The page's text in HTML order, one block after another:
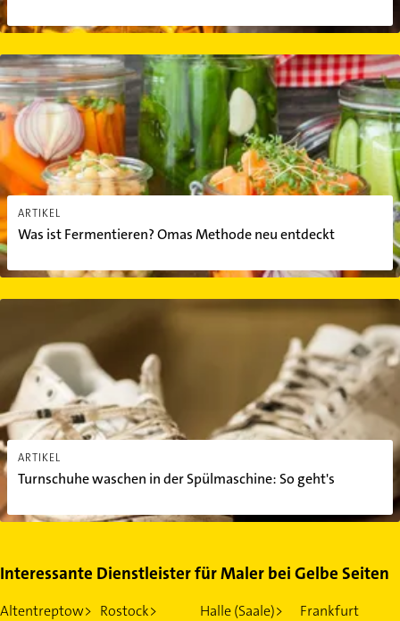
ARTIKEL
Was ist Fermentieren? Omas Methode neu entdeckt
Was ist Fermentieren? Omas Methode neu entdeckt
ARTIKEL
Turnschuhe waschen in der Spülmaschine: So geht's
Turnschuhe waschen in der Spülmaschine: So geht's
Interessante Dienstleister für Maler bei Gelbe Seiten
Altentreptow> Rostock> Halle (Saale)>
Frankfurt